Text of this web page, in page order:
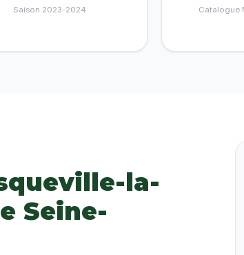
Saison 2023-2024 Catalogue
la-
Seine-